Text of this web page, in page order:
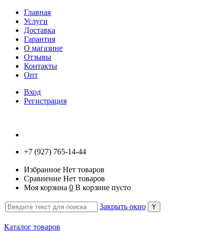
Главная
Услуги
Доставка
Гарантия
О магазине
Отзывы
Контакты
Опт
Вход
Регистрация
+7 (927) 765-14-44
Избранное Нет товаров
Сравнение Нет товаров
Моя корзина 0 В корзине пусто
Закрыть окно
Каталог товаров